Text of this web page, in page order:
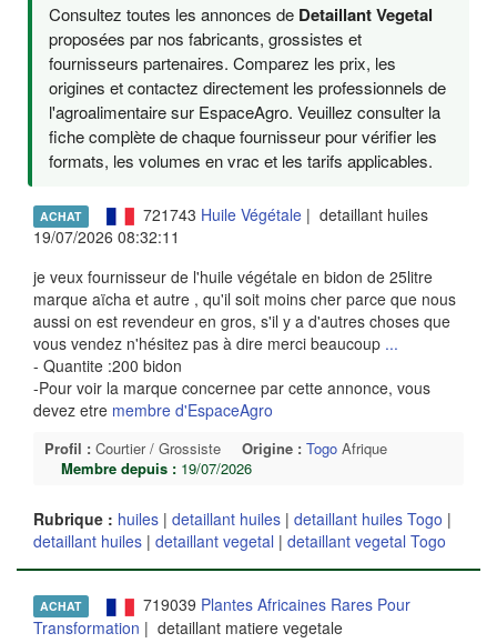
Consultez toutes les annonces de Detaillant Vegetal
proposées par nos fabricants, grossistes et
fournisseurs partenaires. Comparez les prix, les
origines et contactez directement les professionnels de
l'agroalimentaire sur EspaceAgro. Veuillez consulter la
fiche complète de chaque fournisseur pour vérifier les
formats, les volumes en vrac et les tarifs applicables.
ACHAT 721743 Huile Végétale| detaillant huiles
19/07/2026 08:32:11
je veux fournisseur de l'huile végétale en bidon de 25litre
marque aïcha et autre , qu'il soit moins cher parce que nous
aussi on est revendeur en gros, s'il y a d'autres choses que
vous vendez n'hésitez pas à dire merci beaucoup ...
- Quantite :200 bidon
-Pour voir la marque concernee par cette annonce, vous
devez etre membre d'EspaceAgro
Profil : Courtier / Grossiste Origine : Togo Afrique
Membre depuis : 19/07/2026
Rubrique : huiles | detaillant huiles | detaillant huiles Togo |
detaillant huiles | detaillant vegetal | detaillant vegetal Togo
ACHAT 719039 Plantes Africaines Rares Pour
Transformation | detaillant matiere vegetale